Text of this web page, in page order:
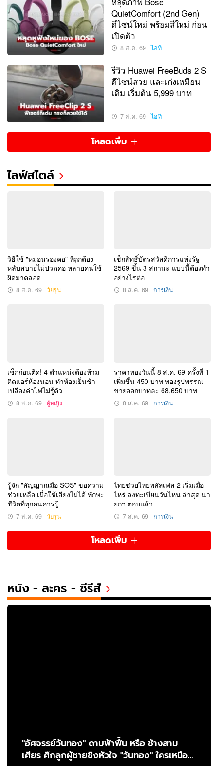
QuietComfort (2nd Gen)
ดีไซน์ใหม่ พร้อมสีใหม่ ก่อน
เปิดตัว
8 ส.ค. 69 ไอที
รีวิว Huawei FreeBuds 2 S
ดีไซน์สวย และเก่งเหมือน
เดิม เริ่มต้น 5,999 บาท
7 ส.ค. 69 ไอที
โหลดเพิ่ม
ไลฟ์สไตล์
วิธีใช้ "หมอนรองคอ" ที่ถูกต้อง
หลับสบายไม่ปวดคอ หลายคนใช้
ผิดมาตลอด
8 ส.ค. 69 วัยรุ่น
เช็กสิทธิ์บัตรสวัสดิการแห่งรัฐ
2569 ขึ้น 3 สถานะ แบบนี้ต้องทำ
อย่างไรต่อ
8 ส.ค. 69 การเงิน
เช็กก่อนติด! 4 ตำแหน่งต้องห้าม
ติดแอร์ห้องนอน ทำห้องเย็นช้า
เปลืองค่าไฟไม่รู้ตัว
8 ส.ค. 69 ผู้หญิง
ราคาทองวันนี้ 8 ส.ค. 69 ครั้งที่ 1
เพิ่มขึ้น 450 บาท ทองรูปพรรณ
ขายออกบาทละ 68,650 บาท
8 ส.ค. 69 การเงิน
รู้จัก "สัญญาณมือ SOS" ขอความ
ช่วยเหลือ เมื่อใช้เสียงไม่ได้ ทักษะ
ชีวิตที่ทุกคนควรรู้
7 ส.ค. 69 วัยรุ่น
ไทยช่วยไทยพลัสเฟส 2 เริ่มเมื่อ
ไหร่ ลงทะเบียนวันไหน ล่าสุด นา
ยกฯ ตอบแล้ว
7 ส.ค. 69 การเงิน
โหลดเพิ่ม
หนัง - ละคร - ซีรีส์
"อัศจรรย์วันทอง" ดาบฟ้าฟื้น หรือ ช้างสาม
เศียร ศึกลูกผู้ชายชิงหัวใจ "วันทอง" ใครเหนือ